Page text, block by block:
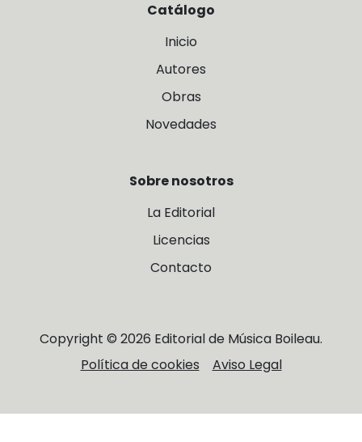
Catálogo
Inicio
Autores
Obras
Novedades
Sobre nosotros
La Editorial
Licencias
Contacto
Copyright © 2026 Editorial de Música Boileau.
Política de cookies
Aviso Legal